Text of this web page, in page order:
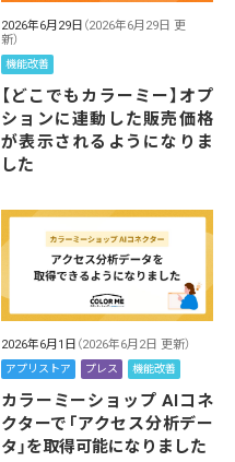
2026年6月29日 （2026年6月29日 更
新）
機能改善
【どこでもカラーミー】オプ
ションに連動した販売価格
が表示されるようになりま
した
2026年6月1日 （2026年6月2日 更新）
アプリストア プレス 機能改善
カラーミーショップ AIコネ
クターで「アクセス分析デー
タ」を取得可能になりました